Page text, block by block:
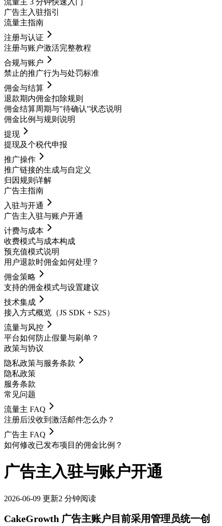
广告主入驻指引
流量主指南
注册与认证
注册与账户激活完整教程
合规与账户
禁止的推广行为与处罚标准
佣金与结算
退款期内佣金扣除规则
佣金结算周期与"待确认"状态说明
佣金比例与规则说明
提现
提现及个税代申报
推广操作
推广链接的生成与自定义
归因规则详解
广告主指南
入驻与开通
广告主入驻与账户开通
计费与成本
收费模式与成本构成
预充值模式说明
用户退款时佣金如何处理？
佣金策略
支持的佣金模式与设置建议
技术集成
接入方式概览（JS SDK + S2S）
流量与风控
平台如何防止假量与刷单？
政策与协议
隐私政策与服务条款
隐私政策
服务条款
常见问题
流量主 FAQ
注册后没收到激活邮件怎么办？
广告主 FAQ
如何修改已发布项目的佣金比例？
广告主入驻与账户开通
2026-06-09 更新2 分钟阅读
CakeGrowth 广告主账户目前采用管理员统一创